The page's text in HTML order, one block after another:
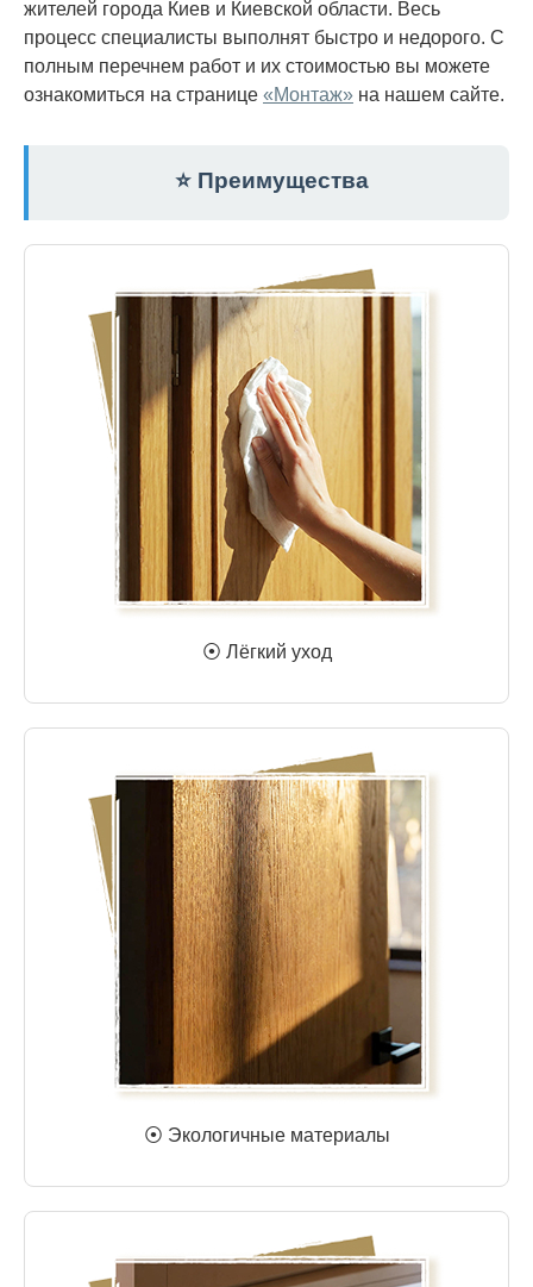
жителей города Киев и Киевской области. Весь
процесс специалисты выполнят быстро и недорого. С
полным перечнем работ и их стоимостью вы можете
ознакомиться на странице «Монтаж» на нашем сайте.
⭐ Преимущества
⦿ Лёгкий уход
⦿ Экологичные материалы